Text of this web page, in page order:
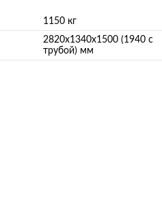
1150 кг
2820х1340х1500 (1940 с
трубой) мм